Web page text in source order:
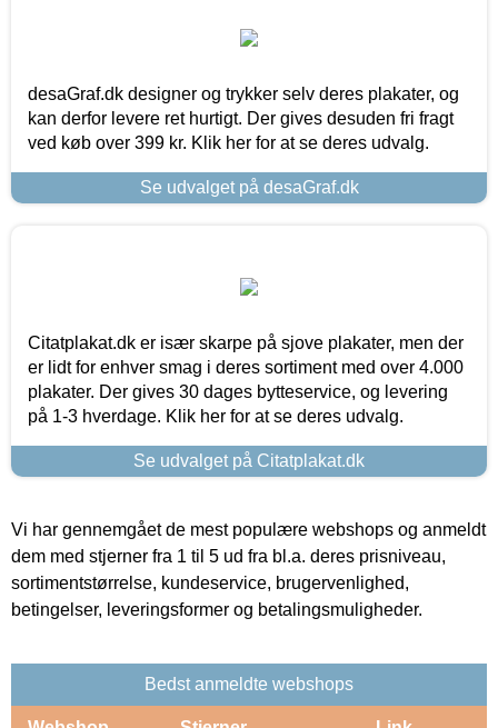
desaGraf.dk designer og trykker selv deres plakater, og
kan derfor levere ret hurtigt. Der gives desuden fri fragt
ved køb over 399 kr. Klik her for at se deres udvalg.
Se udvalget på desaGraf.dk
Citatplakat.dk er især skarpe på sjove plakater, men der
er lidt for enhver smag i deres sortiment med over 4.000
plakater. Der gives 30 dages bytteservice, og levering
på 1-3 hverdage. Klik her for at se deres udvalg.
Se udvalget på Citatplakat.dk
Vi har gennemgået de mest populære webshops og anmeldt
dem med stjerner fra 1 til 5 ud fra bl.a. deres prisniveau,
sortimentstørrelse, kundeservice, brugervenlighed,
betingelser, leveringsformer og betalingsmuligheder.
Bedst anmeldte webshops